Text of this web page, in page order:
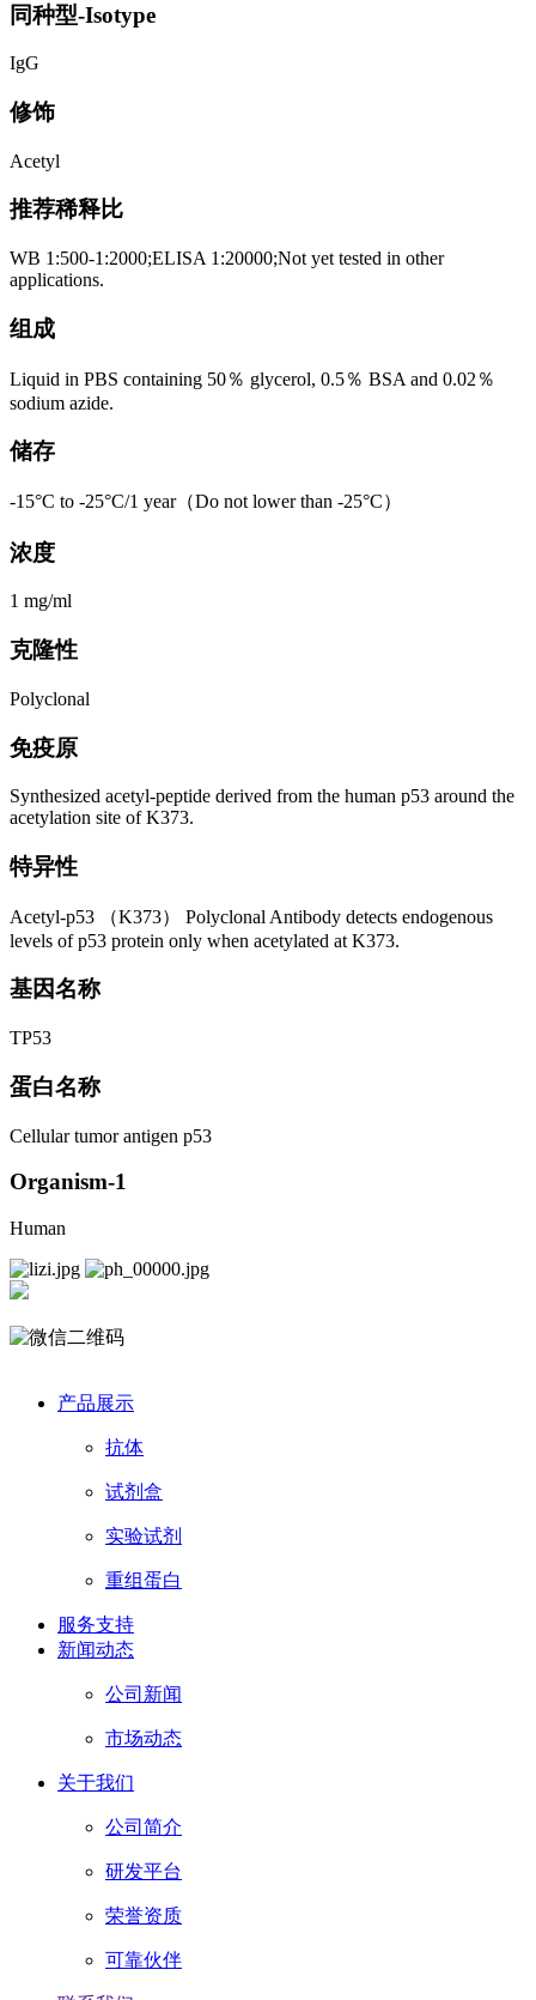
同种型-Isotype
IgG
修饰
Acetyl
推荐稀释比
WB 1:500-1:2000;ELISA 1:20000;Not yet tested in other
applications.
组成
Liquid in PBS containing 50％ glycerol, 0.5％ BSA and 0.02％
sodium azide.
储存
-15°C to -25°C/1 year（Do not lower than -25°C）
浓度
1 mg/ml
克隆性
Polyclonal
免疫原
Synthesized acetyl-peptide derived from the human p53 around the
acetylation site of K373.
特异性
Acetyl-p53 （K373） Polyclonal Antibody detects endogenous
levels of p53 protein only when acetylated at K373.
基因名称
TP53
蛋白名称
Cellular tumor antigen p53
Organism-1
Human
产品展示
抗体
试剂盒
实验试剂
重组蛋白
服务支持
新闻动态
公司新闻
市场动态
关于我们
公司简介
研发平台
荣誉资质
可靠伙伴